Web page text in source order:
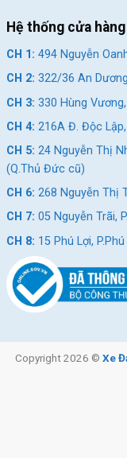
Hệ thống cửa
CH 1: 494 Nguyễn
CH 2: 322/36 An
CH 3: 330 Hùng
CH 4: 216A Đ. Độc Lập,
CH 5: 24 Nguyễn Thị
(Q.Thủ Đức cũ)
CH 6: 268 Nguyễn Thị
CH 7: 05 Nguyễn Trãi,
CH 8: 15 Phú Lợi,
Copyright 2026 © Xe